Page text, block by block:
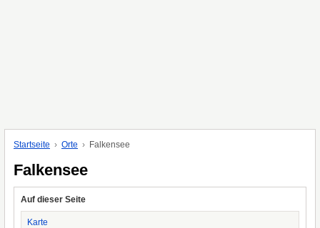
Startseite Orte Falkensee
Falkensee
Auf dieser Seite
Karte